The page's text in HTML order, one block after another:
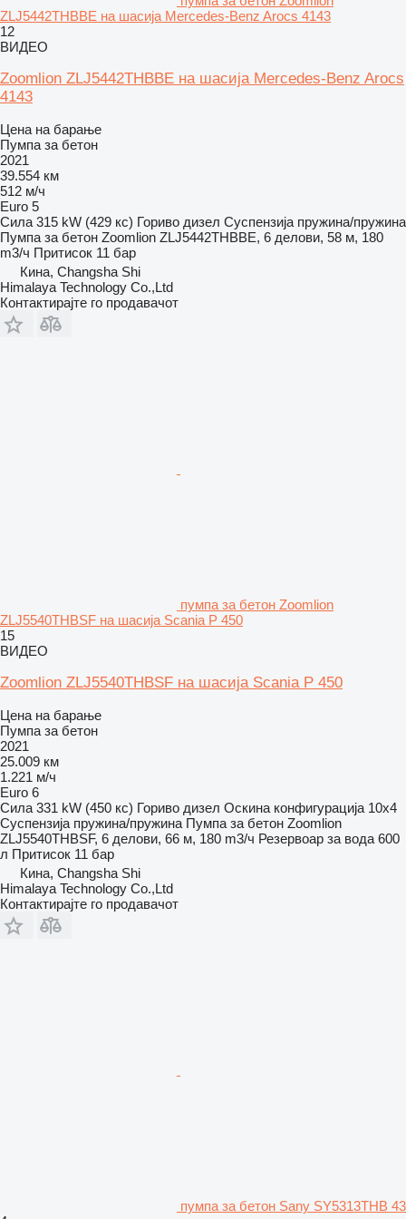
ZLJ5442THBBE на шасија Mercedes-Benz Arocs 4143
12
ВИДЕО
Zoomlion ZLJ5442THBBE на шасија Mercedes-Benz Arocs
4143
Цена на барање
Пумпа за бетон
2021
39.554 км
512 м/ч
Euro 5
Сила 315 kW (429 кс) Гориво дизел Суспензија пружина/пружина
Пумпа за бетон Zoomlion ZLJ5442THBBE, 6 делови, 58 м, 180
m3/ч Притисок 11 бар
Кина, Changsha Shi
Himalaya Technology Co.,Ltd
Контактирајте го продавачот
пумпа за бетон Zoomlion
ZLJ5540THBSF на шасија Scania P 450
15
ВИДЕО
Zoomlion ZLJ5540THBSF на шасија Scania P 450
Цена на барање
Пумпа за бетон
2021
25.009 км
1.221 м/ч
Euro 6
Сила 331 kW (450 кс) Гориво дизел Оскина конфигурација 10x4
Суспензија пружина/пружина Пумпа за бетон Zoomlion
ZLJ5540THBSF, 6 делови, 66 м, 180 m3/ч Резервоар за вода 600
л Притисок 11 бар
Кина, Changsha Shi
Himalaya Technology Co.,Ltd
Контактирајте го продавачот
пумпа за бетон Sany SY5313THB 43